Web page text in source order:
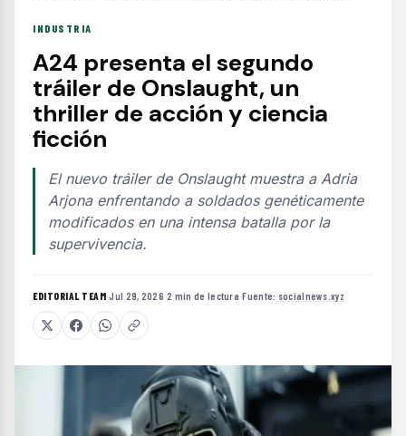
INDUSTRIA
A24 presenta el segundo
tráiler de Onslaught, un
thriller de acción y ciencia
ficción
El nuevo tráiler de Onslaught muestra a Adria
Arjona enfrentando a soldados genéticamente
modificados en una intensa batalla por la
supervivencia.
EDITORIAL TEAM·Jul 29, 2026·2 min de lectura·Fuente: socialnews.xyz